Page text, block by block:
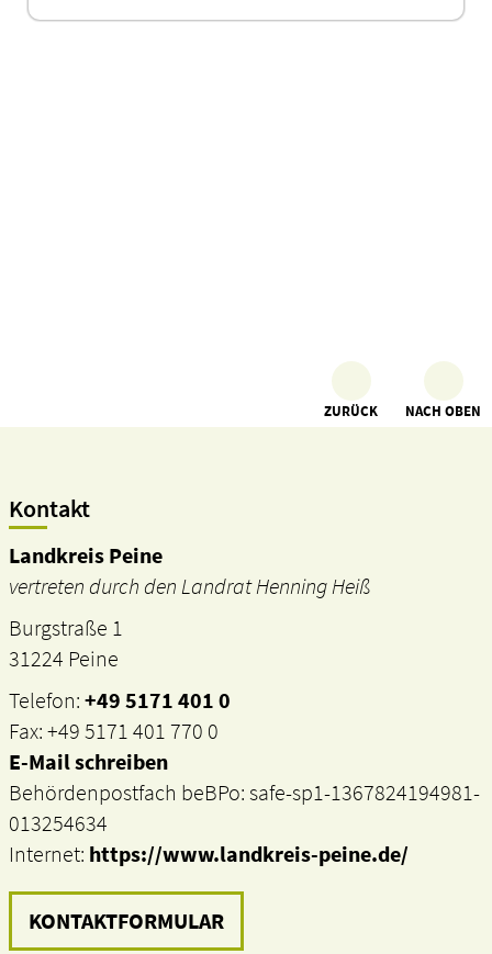
ZURÜCK NACH OBEN
Kontakt
Landkreis Peine
vertreten durch den Landrat Henning Heiß
Burgstraße 1
31224 Peine
Telefon:+49 5171 401 0
Fax: +49 5171 401 770 0
E-Mail schreiben
Behördenpostfach beBPo: safe-sp1-1367824194981-
013254634
Internet: https://www.landkreis-peine.de/
KONTAKTFORMULAR